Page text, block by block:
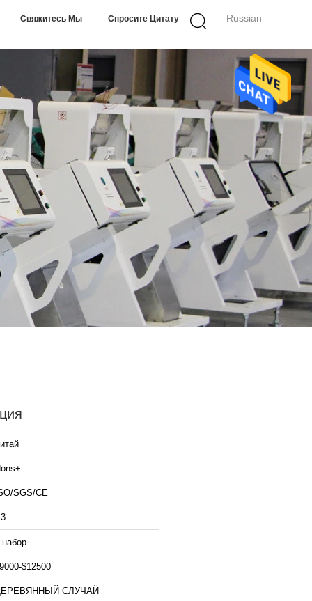
Russian
Свяжитесь Мы Спросите Цитату
SGS/CE
набор
$12500
СЛУЧАЙ